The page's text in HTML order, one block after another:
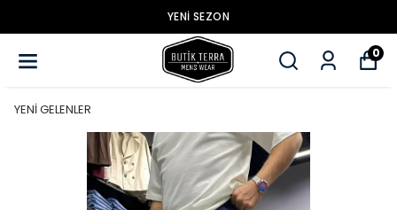
YENİ SEZON
0
YENİ GELENLER